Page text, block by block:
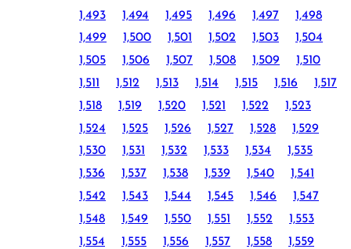
1,493
1,494 1,495 1,496 1,497
1,498
1,499
1,500 1,501 1,502 1,503
1,504
1,505
1,506 1,507 1,508 1,509
1,510
1,511
1,512 1,513 1,514 1,515 1,516
1,517
1,518
1,519 1,520 1,521 1,522
1,523
1,524
1,525 1,526 1,527 1,528
1,529
1,530
1,531 1,532 1,533 1,534
1,535
1,536
1,537 1,538 1,539 1,540
1,541
1,542
1,543 1,544 1,545 1,546
1,547
1,548
1,549 1,550 1,551 1,552
1,553
1,554
1,555 1,556 1,557 1,558
1,559